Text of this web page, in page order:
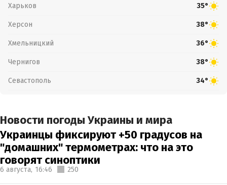
Харьков 35°
Херсон 38°
Хмельницкий 36°
Чернигов 38°
Севастополь 34°
Новости погоды Украины и мира
Украинцы фиксируют +50 градусов на
"домашних" термометрах: что на это
говорят синоптики
6 августа, 16:46 250